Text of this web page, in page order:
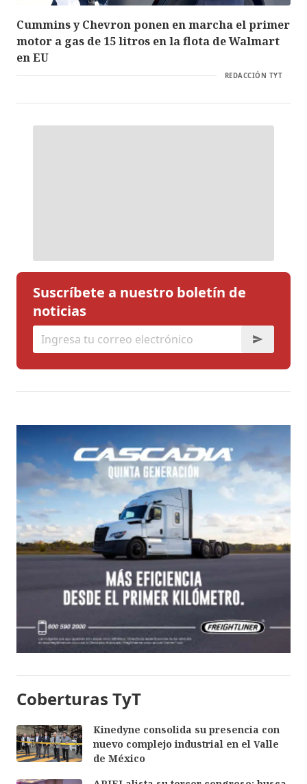
Cummins y Chevron ponen en marcha el primer
motor a gas de 15 litros en la flota de Walmart
en EU
REDACCIÓN TYT
Suscríbete a nuestro boletín de
noticias
Coberturas TyT
Kinedyne consolida su presencia con
nuevo complejo industrial en el Valle
de México